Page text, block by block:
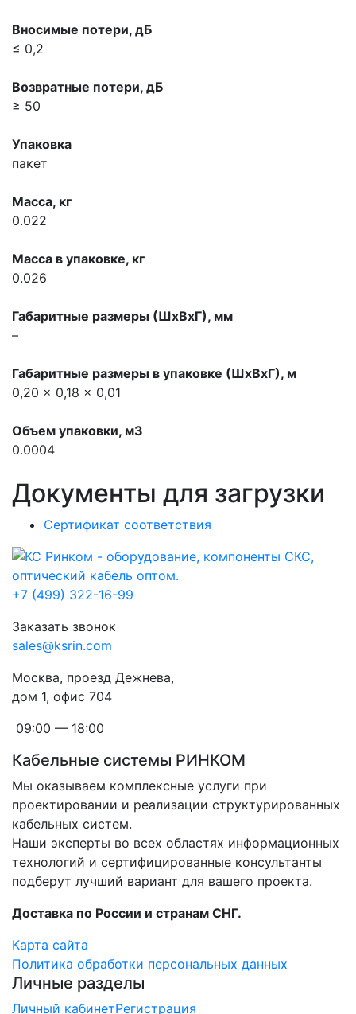
Вносимые потери, дБ
≤ 0,2
Возвратные потери, дБ
≥ 50
Упаковка
пакет
Масса, кг
0.022
Масса в упаковке, кг
0.026
Габаритные размеры (ШхВхГ), мм
–
Габаритные размеры в упаковке (ШхВхГ), м
0,20 x 0,18 x 0,01
Объем упаковки, м3
0.0004
Документы для загрузки
Сертификат соответствия
+7 (499) 322-16-99
Заказать звонок
sales@ksrin.com
Москва, проезд Дежнева,
дом 1, офис 704
09:00 — 18:00
Кабельные системы РИНКОМ
Мы оказываем комплексные услуги при
проектировании и реализации структурированных
кабельных систем.
Наши эксперты во всех областях информационных
технологий и сертифицированные консультанты
подберут лучший вариант для вашего проекта.
Доставка по России и странам СНГ.
Карта сайта
Политика обработки персональных данных
Личные разделы
Личный кабинетРегистрация